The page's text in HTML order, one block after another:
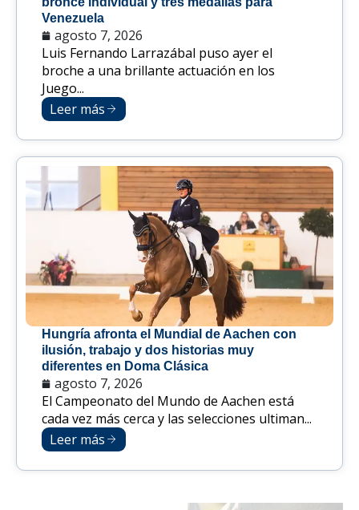
Venezuela
agosto 7, 2026
Luis Fernando Larrazábal puso ayer el
broche a una brillante actuación en los
Juego...
Leer más
Hungría afronta el Mundial de Aachen con
ilusión, trabajo y dos historias muy
diferentes en Doma Clásica
agosto 7, 2026
El Campeonato del Mundo de Aachen está
cada vez más cerca y las selecciones ultiman...
Leer más